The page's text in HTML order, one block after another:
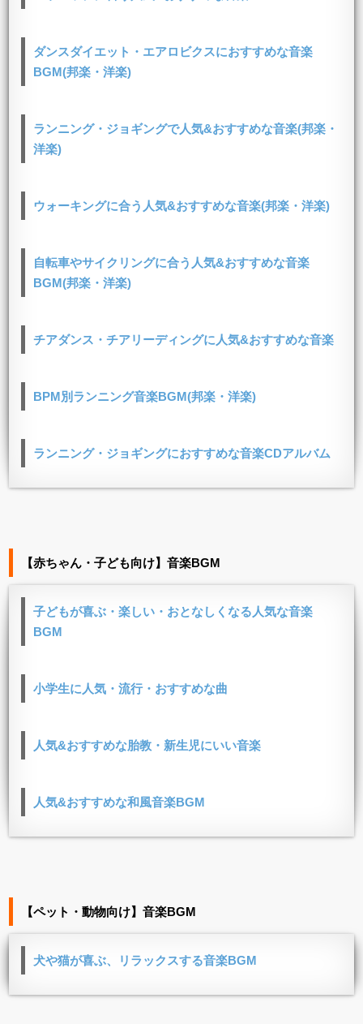
ダンスダイエット・エアロビクスにおすすめな音楽
BGM(邦楽・洋楽)
ランニング・ジョギングで人気&おすすめな音楽(邦楽・
洋楽)
ウォーキングに合う人気&おすすめな音楽(邦楽・洋楽)
自転車やサイクリングに合う人気&おすすめな音楽
BGM(邦楽・洋楽)
チアダンス・チアリーディングに人気&おすすめな音楽
BPM別ランニング音楽BGM(邦楽・洋楽)
ランニング・ジョギングにおすすめな音楽CDアルバム
【赤ちゃん・子ども向け】音楽BGM
子どもが喜ぶ・楽しい・おとなしくなる人気な音楽
BGM
小学生に人気・流行・おすすめな曲
人気&おすすめな胎教・新生児にいい音楽
人気&おすすめな和風音楽BGM
【ペット・動物向け】音楽BGM
犬や猫が喜ぶ、リラックスする音楽BGM